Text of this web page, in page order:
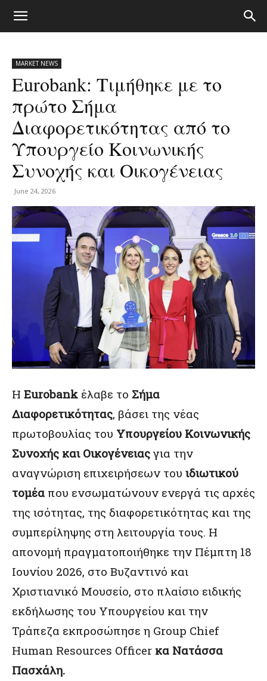
MARKET NEWS
Eurobank: Τιμήθηκε με το
πρώτο Σήμα
Διαφορετικότητας από το
Υπουργείο Κοινωνικής
Συνοχής και Οικογένειας
June 24, 2026
Η Eurobank έλαβε το Σήμα
Διαφορετικότητας, βάσει της νέας
πρωτοβουλίας του Υπουργείου Κοινωνικής
Συνοχής και Οικογένειας για την
αναγνώριση επιχειρήσεων του ιδιωτικού
τομέα που ενσωματώνουν ενεργά τις αρχές
της ισότητας, της διαφορετικότητας και της
συμπερίληψης στη λειτουργία τους. Η
απονομή πραγματοποιήθηκε την Πέμπτη 18
Ιουνίου 2026, στο Βυζαντινό και
Χριστιανικό Μουσείο, στο πλαίσιο ειδικής
εκδήλωσης του Υπουργείου και την
Τράπεζα εκπροσώπησε η Group Chief
Human Resources Officer κα Νατάσσα
Πασχάλη.